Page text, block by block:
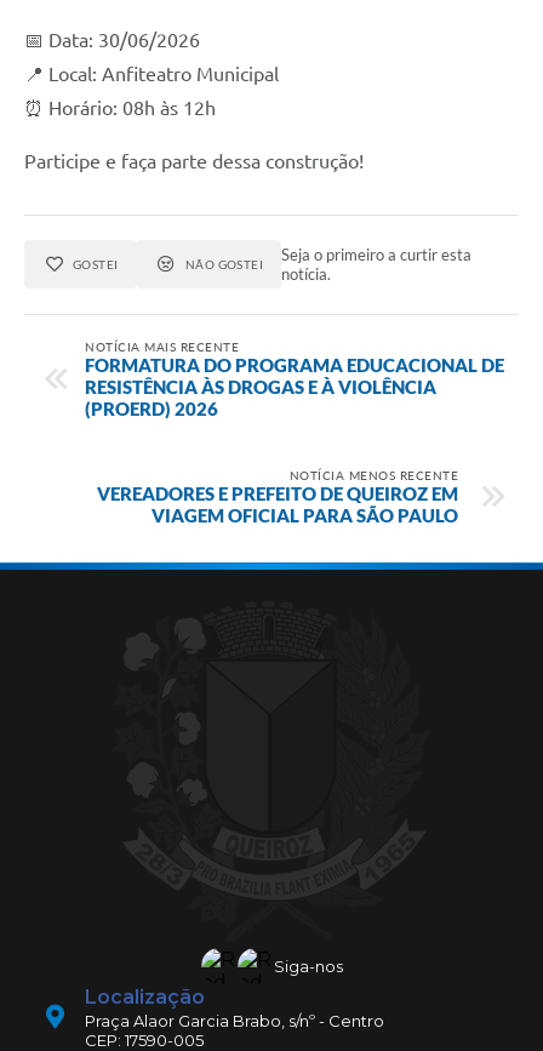
📅 Data: 30/06/2026
📍 Local: Anfiteatro Municipal
⏰ Horário: 08h às 12h
Participe e faça parte dessa construção!
GOSTEI NÃO GOSTEI
Seja o primeiro a curtir esta
notícia.
NOTÍCIA MAIS RECENTE
FORMATURA DO PROGRAMA EDUCACIONAL DE
RESISTÊNCIA ÀS DROGAS E À VIOLÊNCIA
(PROERD) 2026
NOTÍCIA MENOS RECENTE
VEREADORES E PREFEITO DE QUEIROZ EM
VIAGEM OFICIAL PARA SÃO PAULO
Siga-nos
Localização
Praça Alaor Garcia Brabo, s/nº - Centro
CEP: 17590-005